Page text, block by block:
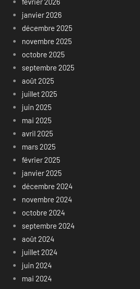
janvier 2026
décembre 2025
novembre 2025
octobre 2025
septembre 2025
août 2025
juillet 2025
juin 2025
mai 2025
avril 2025
mars 2025
février 2025
janvier 2025
décembre 2024
novembre 2024
octobre 2024
septembre 2024
août 2024
juillet 2024
juin 2024
mai 2024